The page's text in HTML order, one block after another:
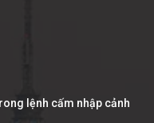
lệnh cấm nhập cảnh